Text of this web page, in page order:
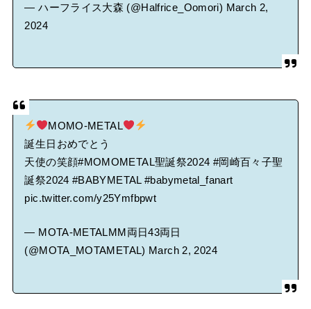
— ハーフライス大森 (@Halfrice_Oomori) March 2,
2024
‍MOMO-METAL
誕生日おめでとう
天使の笑顔#MOMOMETAL聖誕祭2024 #岡崎百々子聖
誕祭2024 #BABYMETAL #babymetal_fanart
pic.twitter.com/y25Ymfbpwt
— MOTA-METALMM両日43両日
(@MOTA_MOTAMETAL) March 2, 2024